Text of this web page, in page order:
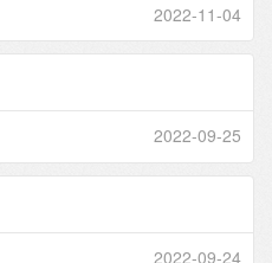
2022-11-04
2022-09-25
2022-09-24